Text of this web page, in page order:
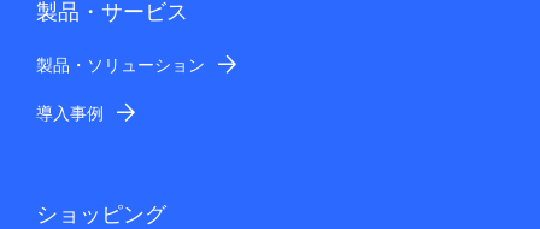
製品・サービス
製品・ソリューション
導入事例
ショッピング